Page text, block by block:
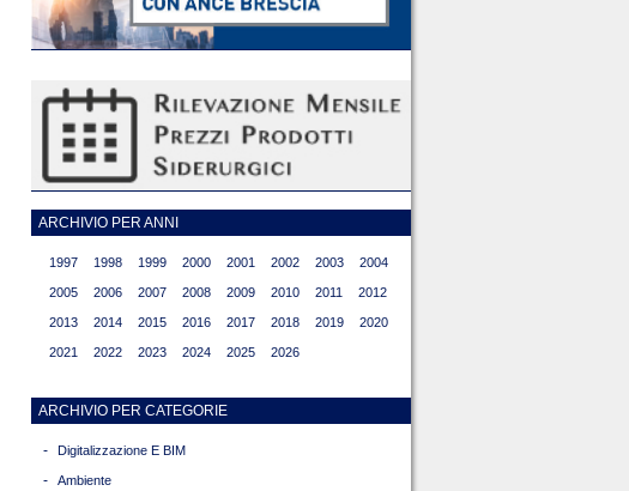
ARCHIVIO PER ANNI
1997 1998 1999 2000 2001 2002 2003 2004
2005 2006 2007 2008 2009 2010 2011 2012
2013 2014 2015 2016 2017 2018 2019 2020
2021 2022 2023 2024 2025 2026
ARCHIVIO PER CATEGORIE
- Digitalizzazione E BIM
- Ambiente